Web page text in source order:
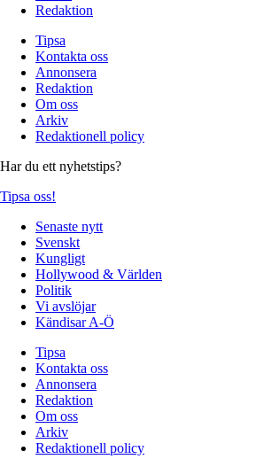
Redaktion
Tipsa
Kontakta oss
Annonsera
Redaktion
Om oss
Arkiv
Redaktionell policy
Har du ett nyhetstips?
Tipsa oss!
Senaste nytt
Svenskt
Kungligt
Hollywood & Världen
Politik
Vi avslöjar
Kändisar A-Ö
Tipsa
Kontakta oss
Annonsera
Redaktion
Om oss
Arkiv
Redaktionell policy